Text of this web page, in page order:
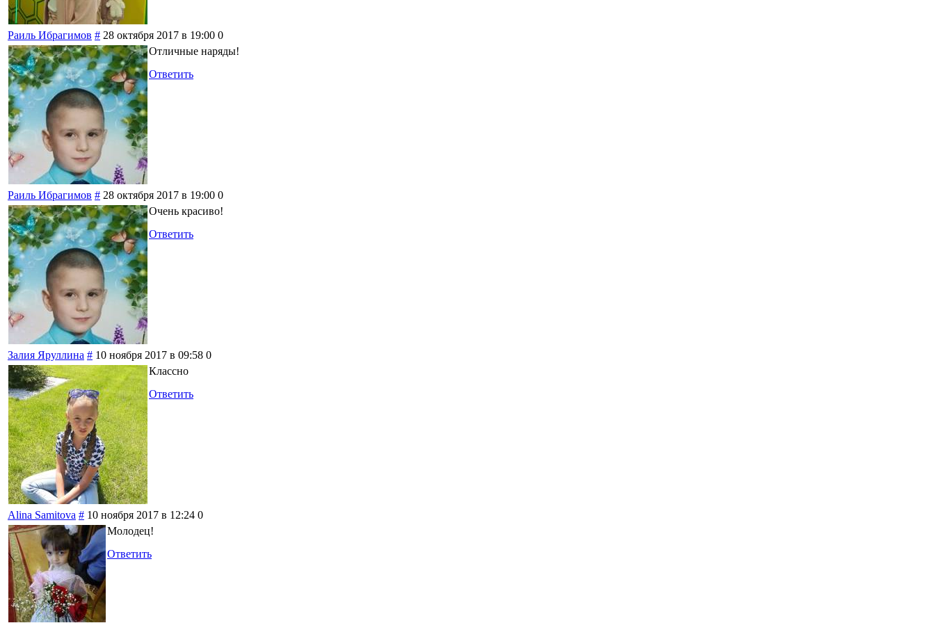
Раиль Ибрагимов # 28 октября 2017 в 19:00 0
Отличные наряды!
Ответить
Раиль Ибрагимов # 28 октября 2017 в 19:00 0
Очень красиво!
Ответить
Залия Яруллина # 10 ноября 2017 в 09:58 0
Классно
Ответить
Alina Samitova # 10 ноября 2017 в 12:24 0
Молодец!
Ответить